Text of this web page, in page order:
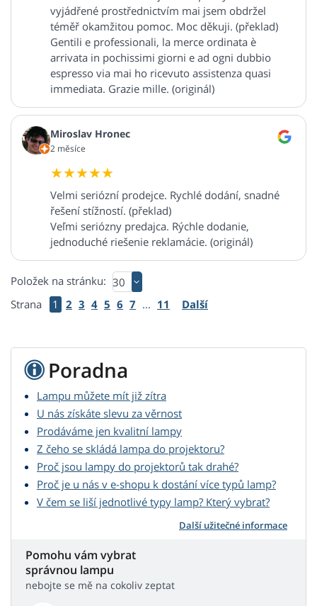
vyjádřené prostřednictvím mai jsem obdržel
téměř okamžitou pomoc. Moc děkuji. (překlad)
Gentili e professionali, la merce ordinata è
arrivata in pochissimi giorni e ad ogni dubbio
espresso via mai ho ricevuto assistenza quasi
immediata. Grazie mille. (originál)
Miroslav Hronec
2 měsíce
Velmi seriózní prodejce. Rychlé dodání, snadné
řešení stížností. (překlad)
Veľmi seriózny predajca. Rýchle dodanie,
jednoduché riešenie reklamácie. (originál)
Položek na stránku:
Strana
1 2 3 4 5 6 7 ... 11 Další
Poradna
Lampu můžete mít již zítra
U nás získáte slevu za věrnost
Prodáváme jen kvalitní lampy
Z čeho se skládá lampa do projektoru?
Proč jsou lampy do projektorů tak drahé?
Proč je u nás v e-shopu k dostání více typů lamp?
V čem se liší jednotlivé typy lamp? Který vybrat?
Další užitečné informace
Pomohu vám vybrat
správnou lampu
nebojte se mě na cokoliv zeptat